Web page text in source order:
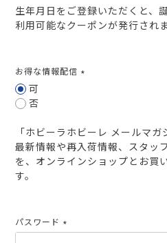
生年月日をご登録いただくと、
利用可能なクーポンが発行され
お得な情報配信
可
否
「ホビーラホビーレ メールマガ
最新情報や再入荷情報、スタッ
を、オンラインショップとお買
す。
パスワード